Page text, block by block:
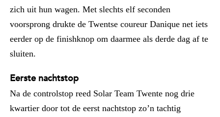
zich uit hun wagen. Met slechts elf seconden
voorsprong drukte de Twentse coureur Danique net iets
eerder op de finishknop om daarmee als derde dag af te
sluiten.
Eerste nachtstop
Na de controlstop reed Solar Team Twente nog drie
kwartier door tot de eerst nachtstop zo’n tachtig